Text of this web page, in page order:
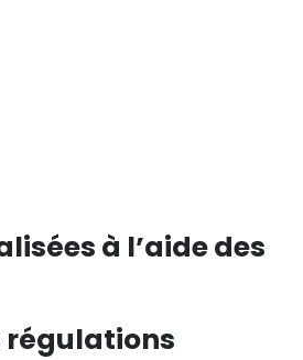
à l’aide des
régulations